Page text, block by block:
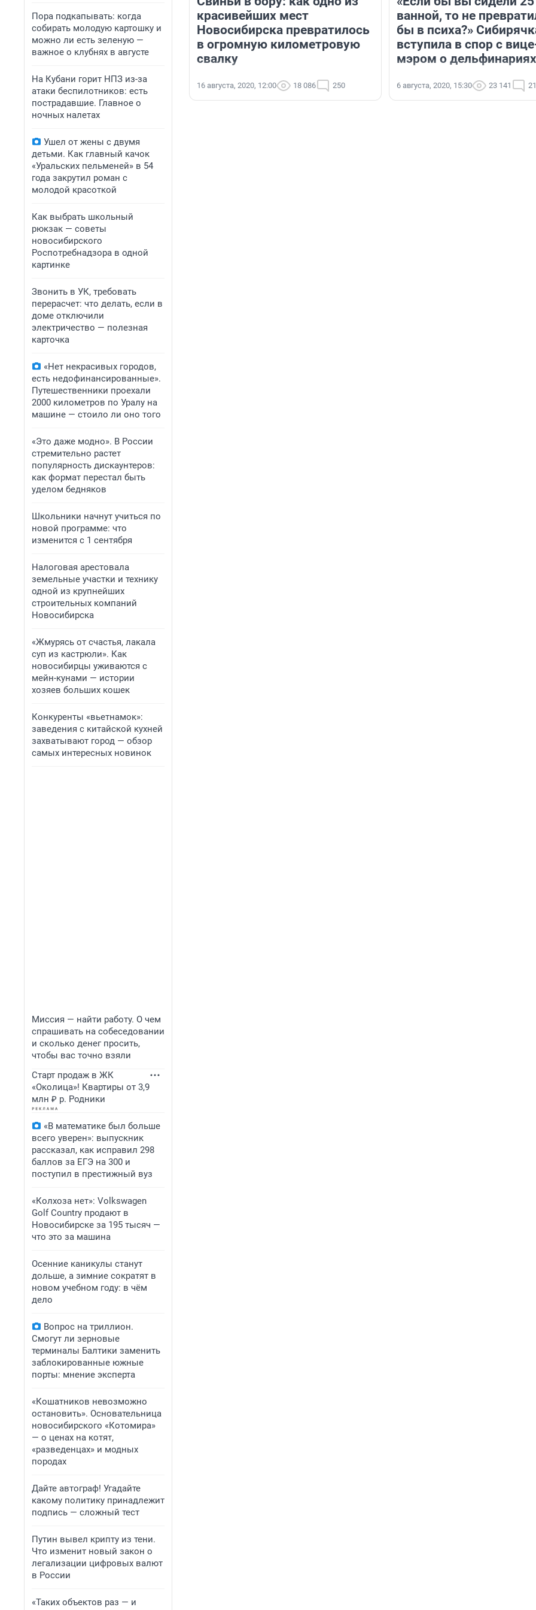
Пора подкапывать: когда
собирать молодую картошку и
можно ли есть зеленую —
важное о клубнях в августе
На Кубани горит НПЗ из-за
атаки беспилотников: есть
пострадавшие. Главное о
ночных налетах
Ушел от жены с двумя
детьми. Как главный качок
«Уральских пельменей» в 54
года закрутил роман с
молодой красоткой
Как выбрать школьный
рюкзак — советы
новосибирского
Роспотребнадзора в одной
картинке
Звонить в УК, требовать
перерасчет: что делать, если в
доме отключили
электричество — полезная
карточка
«Нет некрасивых городов,
есть недофинансированные».
Путешественники проехали
2000 километров по Уралу на
машине — стоило ли оно того
«Это даже модно». В России
стремительно растет
популярность дискаунтеров:
как формат перестал быть
уделом бедняков
Школьники начнут учиться по
новой программе: что
изменится с 1 сентября
Налоговая арестовала
земельные участки и технику
одной из крупнейших
строительных компаний
Новосибирска
«Жмурясь от счастья, лакала
суп из кастрюли». Как
новосибирцы уживаются с
мейн-кунами — истории
хозяев больших кошек
Конкуренты «вьетнамок»:
заведения с китайской кухней
захватывают город — обзор
самых интересных новинок
Миссия — найти работу. О чем
спрашивать на собеседовании
и сколько денег просить,
чтобы вас точно взяли
Старт продаж в ЖК
«Околица»! Квартиры от 3,9
млн ₽ р. Родники
«В математике был больше
всего уверен»: выпускник
рассказал, как исправил 298
баллов за ЕГЭ на 300 и
поступил в престижный вуз
«Колхоза нет»: Volkswagen
Golf Сountry продают в
Новосибирске за 195 тысяч —
что это за машина
Осенние каникулы станут
дольше, а зимние сократят в
новом учебном году: в чём
дело
Вопрос на триллион.
Смогут ли зерновые
терминалы Балтики заменить
заблокированные южные
порты: мнение эксперта
«Кошатников невозможно
остановить». Основательница
новосибирского «Котомира»
— о ценах на котят,
«разведенцах» и модных
породах
Дайте автограф! Угадайте
какому политику принадлежит
подпись — сложный тест
Путин вывел крипту из тени.
Что изменит новый закон о
легализации цифровых валют
в России
«Таких объектов раз — и
красивейших мест
Новосибирска превратилось
в огромную километровую
свалку
16 августа, 2020, 12:00 18 086 250
ванной, то не
бы в психа?»
вступила в спор с
мэром о дельфинариях
6 августа, 2020, 15:30 23 141